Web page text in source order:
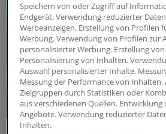
Politische Perspektive
Speichern von oder Zugriff auf
Endgerät. Verwendung reduzierter
Werbeanzeigen. Erstellung von Profilen
Werbung. Verwendung von Profilen zur
personalisierter Werbung. Erstellung
Personalisierung von Inhalten.
Auswahl personalisierter Inhalte.
Messung der Performance von Inhalten.
Zielgruppen durch Statistiken oder
aus verschiedenen Quellen.
Angebote. Verwendung reduzierter
Inhalten.